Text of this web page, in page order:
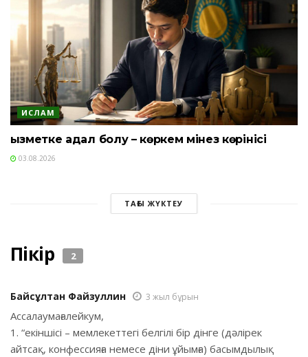
ИСЛАМ
Қызметке адал болу – көркем мінез көрінісі
03.08.2026
ТАҒЫ ЖҮКТЕУ
Пікір 2
Байсұлтан Файзуллин 3 жыл бұрын
Ассалаумағалейкум,
1. “екіншісі – мемлекеттегі белгілі бір дінге (дәлірек
айтсақ, конфессияға немесе діни ұйымға) басымдылық